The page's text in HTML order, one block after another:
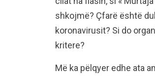
shkojmë? Çfarë është
koronavirusit? Si do
kritere?
Më ka pëlqyer edhe ata